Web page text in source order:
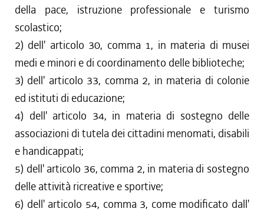
della pace, istruzione professionale e turismo
scolastico;
2) dell' articolo 30, comma 1, in materia di musei
medi e minori e di coordinamento delle biblioteche;
3) dell' articolo 33, comma 2, in materia di colonie
ed istituti di educazione;
4) dell' articolo 34, in materia di sostegno delle
associazioni di tutela dei cittadini menomati, disabili
e handicappati;
5) dell' articolo 36, comma 2, in materia di sostegno
delle attività ricreative e sportive;
6) dell' articolo 54, comma 3, come modificato dall'